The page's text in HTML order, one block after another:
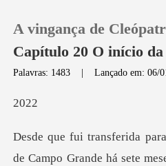
Loja
A vingança de
Capítulo 20 O início
Palavras: 1483 |Lançado em: 06/
0